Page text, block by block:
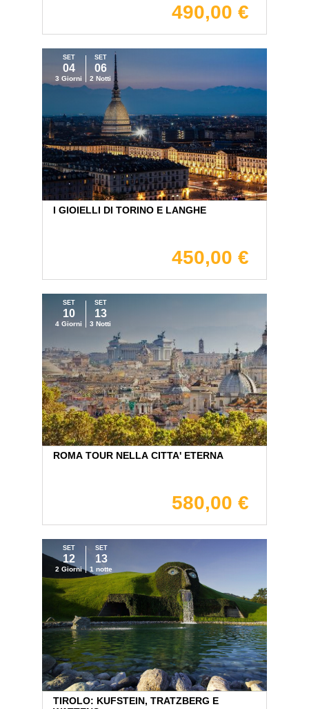
490,00 €
SET
04
3 Giorni
SET
06
2 Notti
I GIOIELLI DI TORINO E LANGHE
450,00 €
SET
10
4 Giorni
SET
13
3 Notti
ROMA TOUR NELLA CITTA' ETERNA
580,00 €
SET
12
2 Giorni
SET
13
1 notte
TIROLO: KUFSTEIN, TRATZBERG E